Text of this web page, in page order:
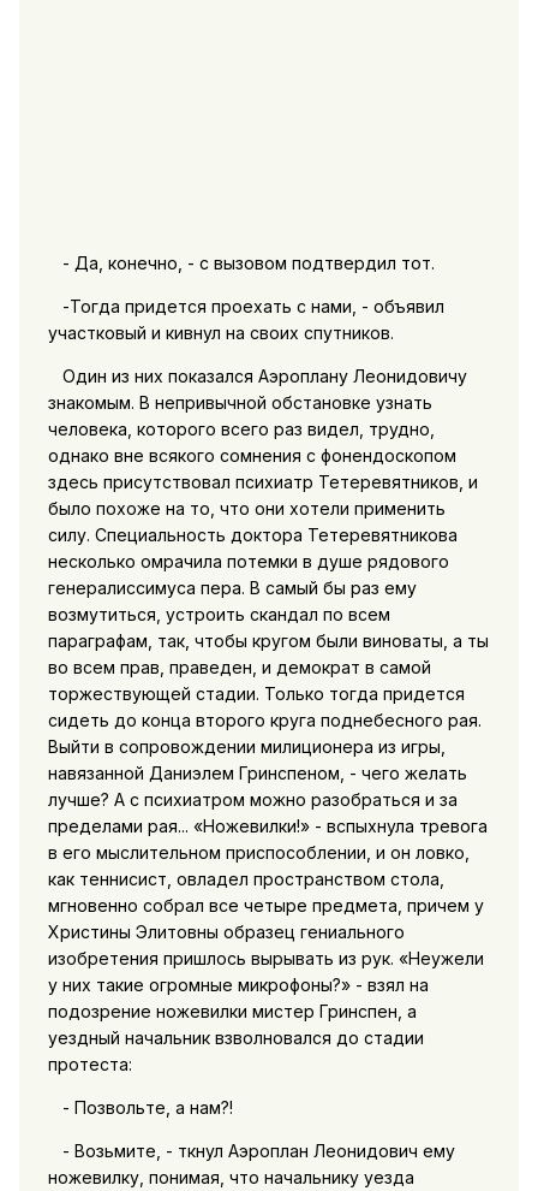
- Да, конечно, - с вызовом подтвердил тот.
-Тогда придется проехать с нами, - объявил
участковый и кивнул на своих спутников.
Один из них показался Аэроплану Леонидовичу
знакомым. В непривычной обстановке узнать
человека, которого всего раз видел, трудно,
однако вне всякого сомнения с фонендоскопом
здесь присутствовал психиатр Тетеревятников, и
было похоже на то, что они хотели применить
силу. Специальность доктора Тетеревятникова
несколько омрачила потемки в душе рядового
генералиссимуса пера. В самый бы раз ему
возмутиться, устроить скандал по всем
параграфам, так, чтобы кругом были виноваты, а ты
во всем прав, праведен, и демократ в самой
торжествующей стадии. Только тогда придется
сидеть до конца второго круга поднебесного рая.
Выйти в сопровождении милиционера из игры,
навязанной Даниэлем Гринспеном, - чего желать
лучше? А с психиатром можно разобраться и за
пределами рая... «Ножевилки!» - вспыхнула тревога
в его мыслительном приспособлении, и он ловко,
как теннисист, овладел пространством стола,
мгновенно собрал все четыре предмета, причем у
Христины Элитовны образец гениального
изобретения пришлось вырывать из рук. «Неужели
у них такие огромные микрофоны?» - взял на
подозрение ножевилки мистер Гринспен, а
уездный начальник взволновался до стадии
протеста:
- Позвольте, а нам?!
- Возьмите, - ткнул Аэроплан Леонидович ему
ножевилку, понимая, что начальнику уезда